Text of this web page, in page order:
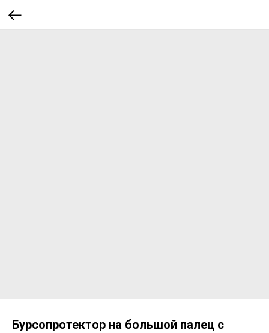
Бурсопротектор на большой палец с